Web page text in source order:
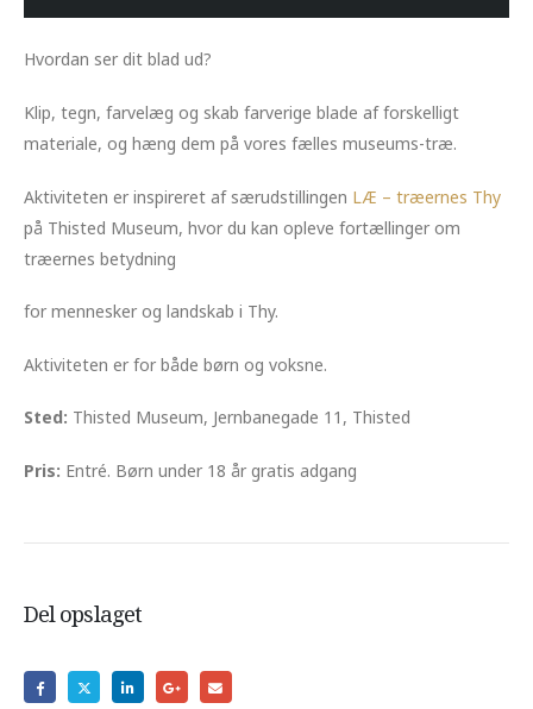
Hvordan ser dit blad ud?
Klip, tegn, farvelæg og skab farverige blade af forskelligt
materiale, og hæng dem på vores fælles museums-træ.
Aktiviteten er inspireret af særudstillingen LÆ – træernes Thy
på Thisted Museum, hvor du kan opleve fortællinger om
træernes betydning
for mennesker og landskab i Thy.
Aktiviteten er for både børn og voksne.
Sted: Thisted Museum, Jernbanegade 11, Thisted
Pris: Entré. Børn under 18 år gratis adgang
Del opslaget